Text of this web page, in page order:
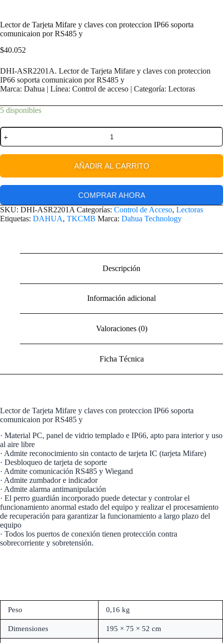
Lector de Tarjeta Mifare y claves con proteccion IP66 soporta
comunicaion por RS485 y
$40.052
DHI-ASR2201A. Lector de Tarjeta Mifare y claves con proteccion
IP66 soporta comunicaion por RS485 y
Marca: Dahua | Línea: Control de acceso | Categoría: Lectoras
5 disponibles
AÑADIR AL CARRITO
COMPRAR AHORA
SKU: DHI-ASR2201A Categorías: Control de Acceso, Lectoras
Etiquetas: DAHUA, TKCMB Marca: Dahua Technology
Descripción
Información adicional
Valoraciones (0)
Ficha Técnica
Lector de Tarjeta Mifare y claves con proteccion IP66 soporta
comunicaion por RS485 y
· Material PC, panel de vidrio templado e IP66, apto para interior y uso
al aire libre
· Admite reconocimiento sin contacto de tarjeta IC (tarjeta Mifare)
· Desbloqueo de tarjeta de soporte
· Admite comunicación RS485 y Wiegand
· Admite zumbador e indicador
· Admite alarma antimanipulación
· El perro guardián incorporado puede detectar y controlar el
funcionamiento anormal estado del equipo y realizar el procesamiento
de recuperación para garantizar la funcionamiento a largo plazo del
equipo
· Todos los puertos de conexión tienen protección contra
sobrecorriente y sobretensión.
Peso 0,16 kg
Dimensiones 195 × 75 × 52 cm